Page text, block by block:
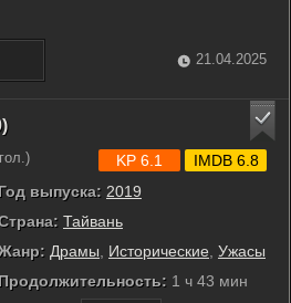
21.04.2025
гол.)
Год выпуска: 2019
Тайвань
Драмы, Исторические, Ужасы
Продолжительность: 1 ч 43 мин
KP 6.1 IMDB 6.8